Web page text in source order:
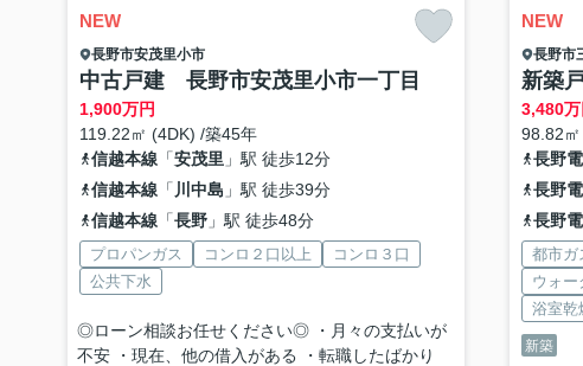
NEW
長野市安茂里小市
中古戸建 長野市安茂里小市一丁目
1,900万円
119.22㎡ (4DK) /築45年
信越本線「安茂里 」駅 徒歩12分
信越本線「 川中島 」駅 徒歩39分
信越本線「長野」駅 徒歩48分
プロパンガス コンロ２口以上
コンロ３口
公共下水
◎ローン相談お任せください◎ ・月々の支払いが
不安 ・現在、他の借入がある ・転職したばかり
NEW
長野市
新築
3,480万
98.82
長野
長野
長野
都市ガ
ウォー
浴室乾
新築